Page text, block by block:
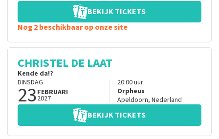
BEKIJK TICKETS
Nog 2 beschikbaar op onze site
CHRISTEL DE LAAT
Kende da!?
DINSDAG
23FEBRUARI
2027
20:00uur
Orpheus
Apeldoorn, Nederland
BEKIJK TICKETS